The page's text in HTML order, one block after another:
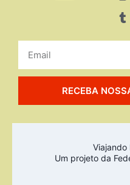
RECEBA
Viajando
Um projeto da